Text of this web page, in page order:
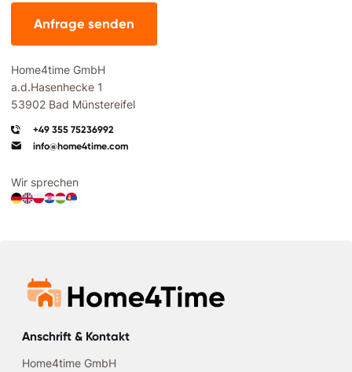
Anfrage senden
Home4time GmbH
a.d.Hasenhecke 1
53902 Bad Münstereifel
+49 355 75236992
info@home4time.com
Wir sprechen
Anschrift & Kontakt
Home4time GmbH